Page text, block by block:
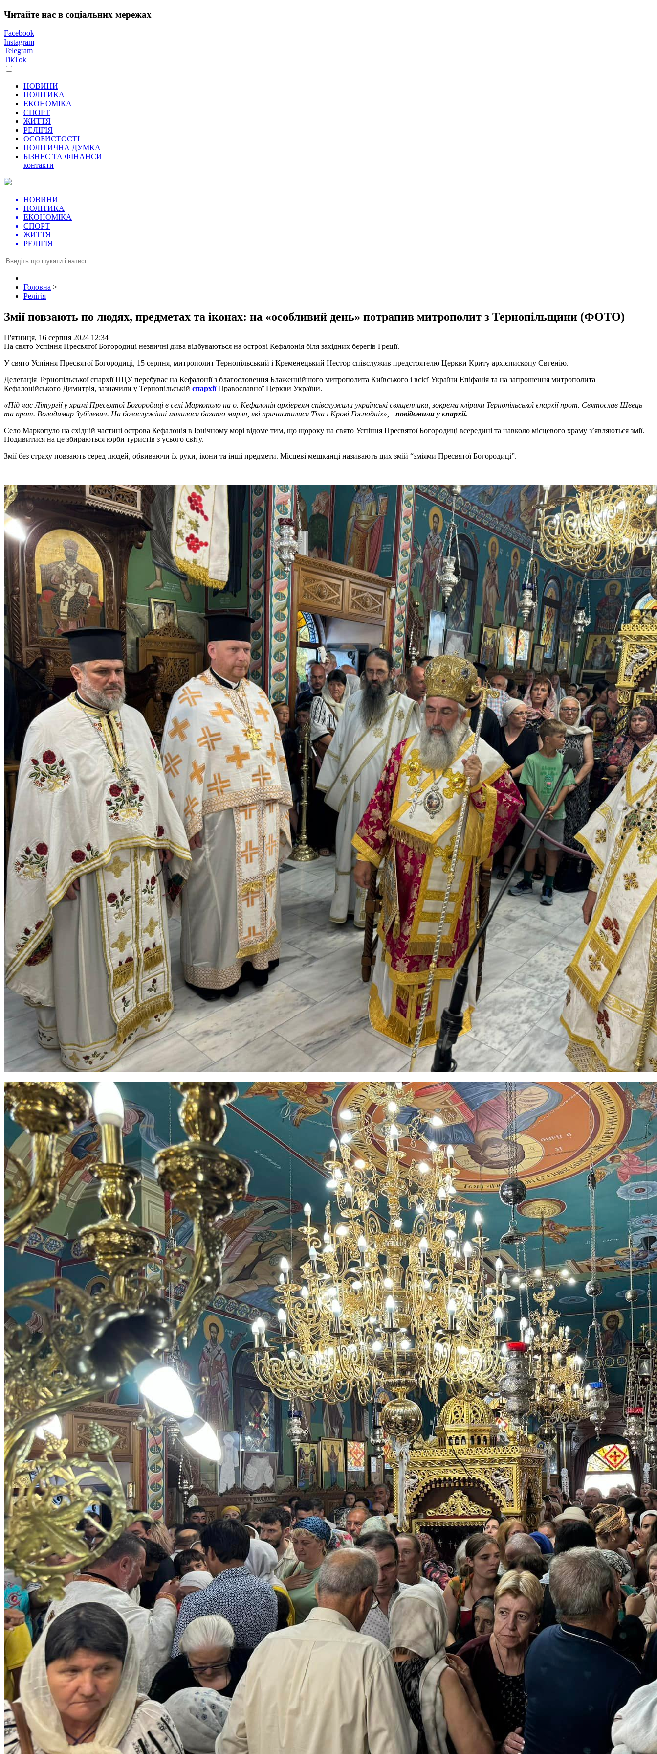
Читайте нас в соціальних мережах
Facebook
Instagram
Telegram
TikTok
НОВИНИ
ПОЛІТИКА
ЕКОНОМІКА
СПОРТ
ЖИТТЯ
РЕЛІГІЯ
ОСОБИСТОСТІ
ПОЛІТИЧНА ДУМКА
БІЗНЕС ТА ФІНАНСИ
контакти
НОВИНИ
ПОЛІТИКА
ЕКОНОМІКА
СПОРТ
ЖИТТЯ
РЕЛІГІЯ
Головна >
Релігія
Змії повзають по людях, предметах та іконах: на «особливий день» потрапив митрополит з Тернопільщини (ФОТО)
П'ятниця, 16 серпня 2024 12:34
На свято Успіння Пресвятої Богородиці незвичні дива відбуваються на острові Кефалонія біля західних берегів Греції.
У свято Успіння Пресвятої Богородиці, 15 серпня, митрополит Тернопільський і Кременецький Нестор співслужив предстоятелю Церкви Криту архієпископу Євгенію.
Делегація Тернопільської єпархії ПЦУ перебуває на Кефалонії з благословення Блаженнійшого митрополита Київського і всієї України Епіфанія та на запрошення митрополита
Кефалонійського Димитрія, зазначили у Тернопільській єпархіїПравославної Церкви України.
«Під час Літургії у храмі Пресвятої Богородиці в селі Маркополо на о. Кефалонія архієреям співслужили українські священники, зокрема клірики Тернопільської єпархії прот. Святослав Швець
та прот. Володимир Зубілевич. На богослужінні молилося багато мирян, які причастилися Тіла і Крові Господніх», - повідомили у єпархії.
Село Маркопуло на східній частині острова Кефалонія в Іонічному морі відоме тим, що щороку на свято Успіння Пресвятої Богородиці всередині та навколо місцевого храму з’являються змії.
Подивитися на це збираються юрби туристів з усього світу.
Змії без страху повзають серед людей, обвиваючи їх руки, ікони та інші предмети. Місцеві мешканці називають цих змій “зміями Пресвятої Богородиці”.